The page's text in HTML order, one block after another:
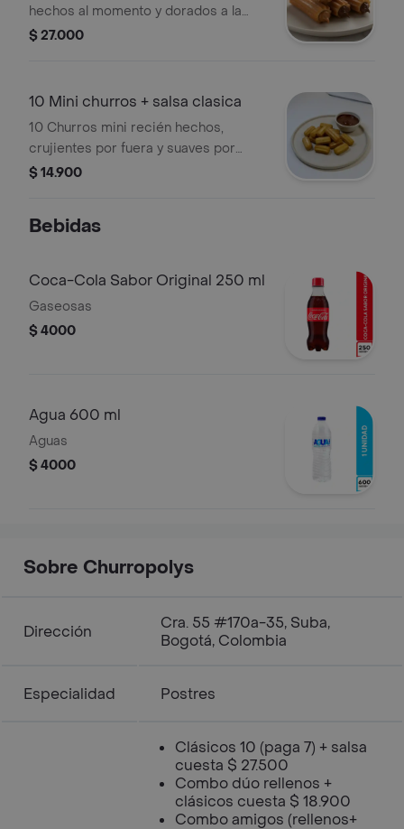
hechos al momento y dorados a la
perfección. un antojo que se disfruta
clásico.
$ 27.000
10 Mini churros + salsa clasica
10 Churros mini recién hechos,
crujientes por fuera y suaves por
dentro, acompañados de 1 salsa
$ 14.900
Bebidas
Coca-Cola Sabor Original 250 ml
Gaseosas
$ 4000
Agua 600 ml
Aguas
$ 4000
Sobre Churropolys
Dirección
Cra. 55 #170a-35, Suba,
Bogotá, Colombia
Especialidad Postres
Clásicos 10 (paga 7) + salsa
cuesta $ 27.500
Combo dúo rellenos +
clásicos cuesta $ 18.900
Combo amigos (rellenos+